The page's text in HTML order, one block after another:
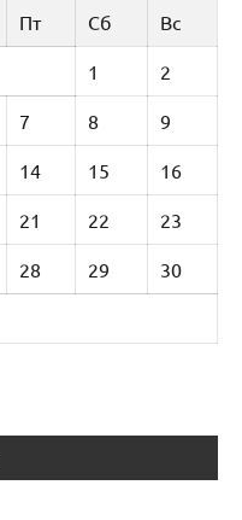
Пт Сб Вс
1 2
7 8 9
14 15 16
21 22 23
28 29 30